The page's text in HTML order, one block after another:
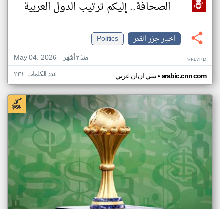
الصحافة.. إليكم ترتيب الدول العربية
اخبار جزر القمر
Politics
May 04, 2026
منذ ٣ أشهر VF17PD
سي ان ان عربي• arabic.cnn.com عدد الكلمات: ٢٣١